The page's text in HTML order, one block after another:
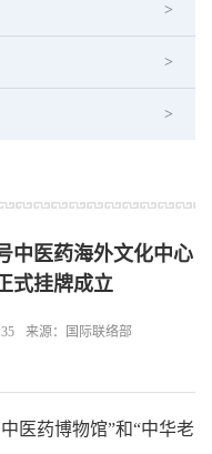
中医药海外文化中心
式挂牌成立
来源：国际联络部
医药博物馆”和“中华老